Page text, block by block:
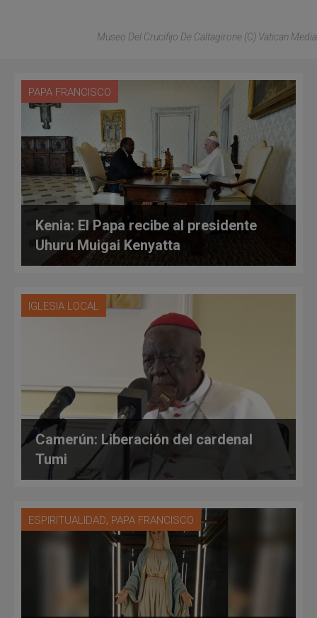
Museo Del Crucifijo De Caltagirone (C) Vatican Media
PAPA FRANCISCO
Kenia: El Papa recibe al presidente
Uhuru Muigai Kenyatta
IGLESIA LOCAL
Camerún: Liberación del cardenal
Tumi
ESPIRITUALIDAD, PAPA FRANCISCO